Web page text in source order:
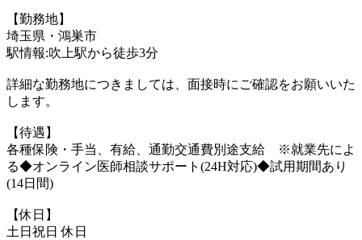
【勤務地】
埼玉県・鴻巣市
駅情報:吹上駅から徒歩3分
詳細な勤務地につきましては、面接時にご確認をお願いいた
します。
【待遇】
各種保険・手当、有給、通勤交通費別途支給 ※就業先によ
る◆オンライン医師相談サポート(24H対応)◆試用期間あり
(14日間)
【休日】
土日祝日 休日